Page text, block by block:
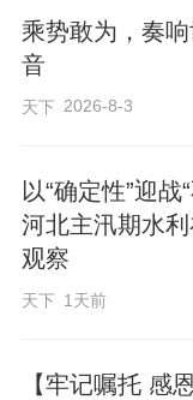
上世纪70年
乘势敢为，奏
音
天下 2026-8-3
以“确定性”迎
河北主汛期水
观察
天下 1天前
【牢记嘱托 感